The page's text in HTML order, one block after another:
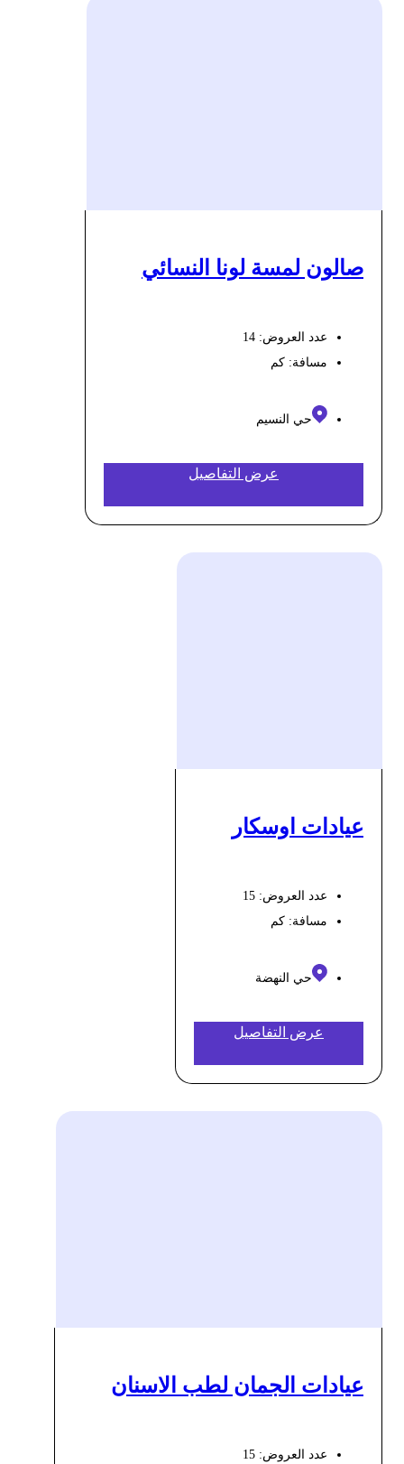
صالون لمسة لونا النسائي
عدد العروض: 14
مسافة:كم
حي النسيم
عرض التفاصيل
عيادات اوسكار
عدد العروض: 15
مسافة:كم
حي النهضة
عرض التفاصيل
عيادات الجمان لطب الاسنان
عدد العروض: 15